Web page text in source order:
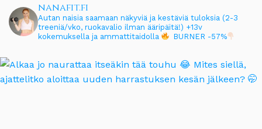
nanafit.fi
Autan naisia saamaan näkyviä ja kestäviä tuloksia (2-3
treeniä/vko, ruokavalio ilman ääripäitä!) +13v
kokemuksella ja ammattitaidolla
BURNER -57%